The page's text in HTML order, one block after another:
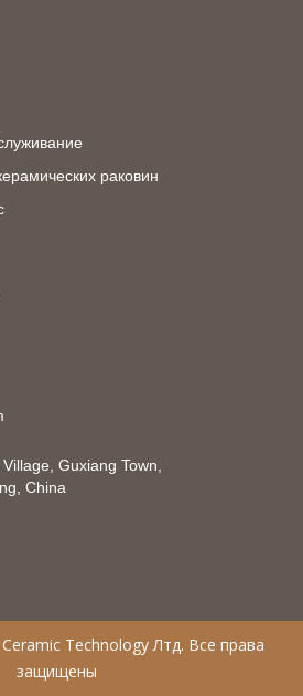
раковин
Guxiang Town,
China
Technology Лтд. Все права
защищены